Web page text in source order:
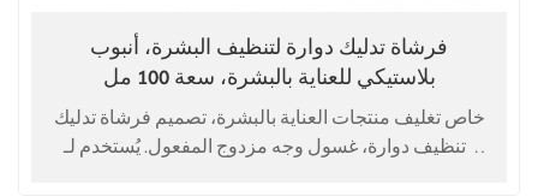
فرشاة تدليك دوارة لتنظيف البشرة، أنبوب
بلاستيكي للعناية بالبشرة، سعة 100 مل
خاص تغليف منتجات العناية بالبشرة، تصميم فرشاة تدليك
وتنظيف دوارة، غسول وجه مزدوج المفعول. يُستخدم لـ